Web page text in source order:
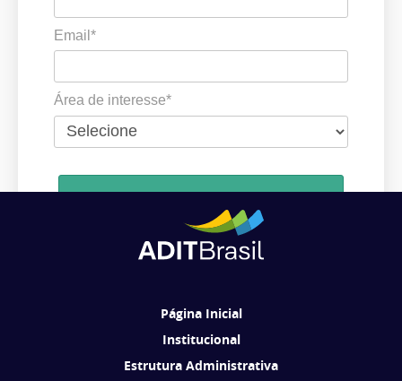
Email*
Área de interesse*
Ao se cadastrar, você concorda em receber comunicações da ADIT
Página Inicial
Institucional
Estrutura Administrativa